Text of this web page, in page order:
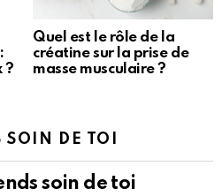
?
Quel est le rôle de la
créatine sur la prise de
masse musculaire ?
SOIN DE TOI
soin de toi